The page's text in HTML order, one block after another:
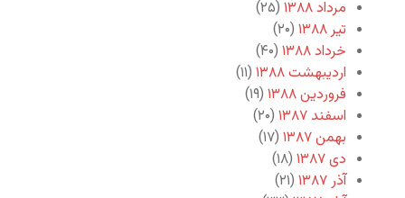
مرداد ۱۳۸۸
(۲۵)
تیر ۱۳۸۸
(۲۰)
خرداد ۱۳۸۸
(۴۰)
اردیبهشت ۱۳۸۸
(۱۱)
فروردین ۱۳۸۸
(۱۹)
اسفند ۱۳۸۷
(۲۰)
بهمن ۱۳۸۷
(۱۷)
دی ۱۳۸۷
(۱۸)
آذر ۱۳۸۷
(۲۱)